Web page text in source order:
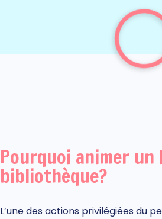
Pourquoi animer un
bibliothèque?
L’une des actions privilégiées du